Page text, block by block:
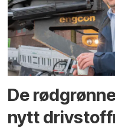
De
nytt